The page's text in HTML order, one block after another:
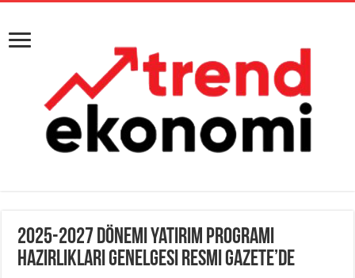
2025-2027 Dönemi Yatırım Programı
Hazırlıkları Genelgesi Resmi Gazete’de